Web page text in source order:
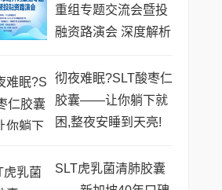
重组专题交流会暨投
融资路演会 深度解析
级
彻夜难眠?SLT酸枣仁
胶囊——让你躺下就
困,整夜安睡到天亮!
SLT虎乳菌清肺胶囊